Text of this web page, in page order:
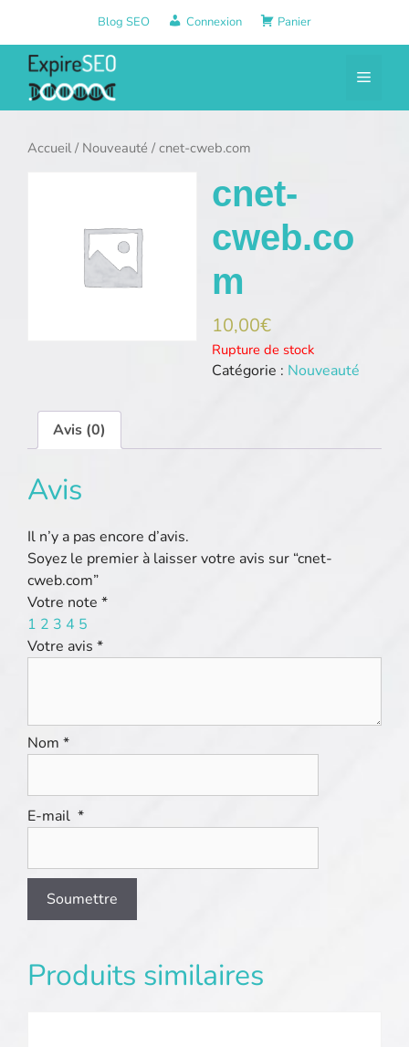
contenu
Blog SEO Connexion Panier
Menu
Accueil/ Nouveauté / cnet-cweb.com
cnet-
cweb.co
m
10,00€
Rupture de stock
Catégorie : Nouveauté
Avis (0)
Avis
Il n’y a pas encore d’avis.
Soyez le premier à laisser votre avis sur “cnet-
cweb.com”
Votre note *
1 2 3 4 5
Votre avis *
Nom *
E-mail *
Produits similaires